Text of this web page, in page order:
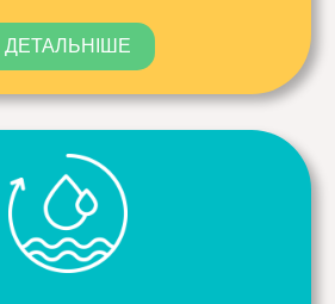
ДЕТАЛЬНІШЕ